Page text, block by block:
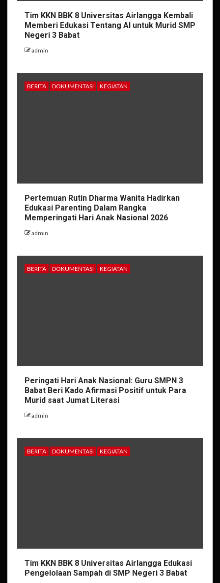
Tim KKN BBK 8 Universitas Airlangga Kembali
Memberi Edukasi Tentang AI untuk Murid SMP
Negeri 3 Babat
admin
BERITA DOKUMENTASI KEGIATAN
Pertemuan Rutin Dharma Wanita Hadirkan
Edukasi Parenting Dalam Rangka
Memperingati Hari Anak Nasional 2026
admin
BERITA DOKUMENTASI KEGIATAN
Peringati Hari Anak Nasional: Guru SMPN 3
Babat Beri Kado Afirmasi Positif untuk Para
Murid saat Jumat Literasi
admin
BERITA DOKUMENTASI KEGIATAN
Tim KKN BBK 8 Universitas Airlangga Edukasi
Pengelolaan Sampah di SMP Negeri 3 Babat